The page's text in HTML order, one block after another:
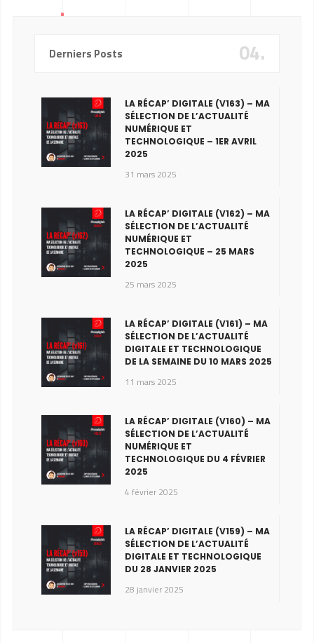
Derniers Posts 04.
LA RÉCAP’ DIGITALE (V163) – MA
SÉLECTION DE L’ACTUALITÉ
NUMÉRIQUE ET
TECHNOLOGIQUE – 1ER AVRIL
2025
31 mars 2025
LA RÉCAP’ DIGITALE (V162) – MA
SÉLECTION DE L’ACTUALITÉ
NUMÉRIQUE ET
TECHNOLOGIQUE – 25 MARS
2025
25 mars 2025
LA RÉCAP’ DIGITALE (V161) – MA
SÉLECTION DE L’ACTUALITÉ
DIGITALE ET TECHNOLOGIQUE
DE LA SEMAINE DU 10 MARS 2025
11 mars 2025
LA RÉCAP’ DIGITALE (V160) – MA
SÉLECTION DE L’ACTUALITÉ
NUMÉRIQUE ET
TECHNOLOGIQUE DU 4 FÉVRIER
2025
4 février 2025
LA RÉCAP’ DIGITALE (V159) – MA
SÉLECTION DE L’ACTUALITÉ
DIGITALE ET TECHNOLOGIQUE
DU 28 JANVIER 2025
28 janvier 2025